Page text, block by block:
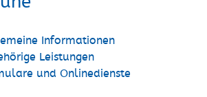
Informationen
Leistungen
und Onlinedienste